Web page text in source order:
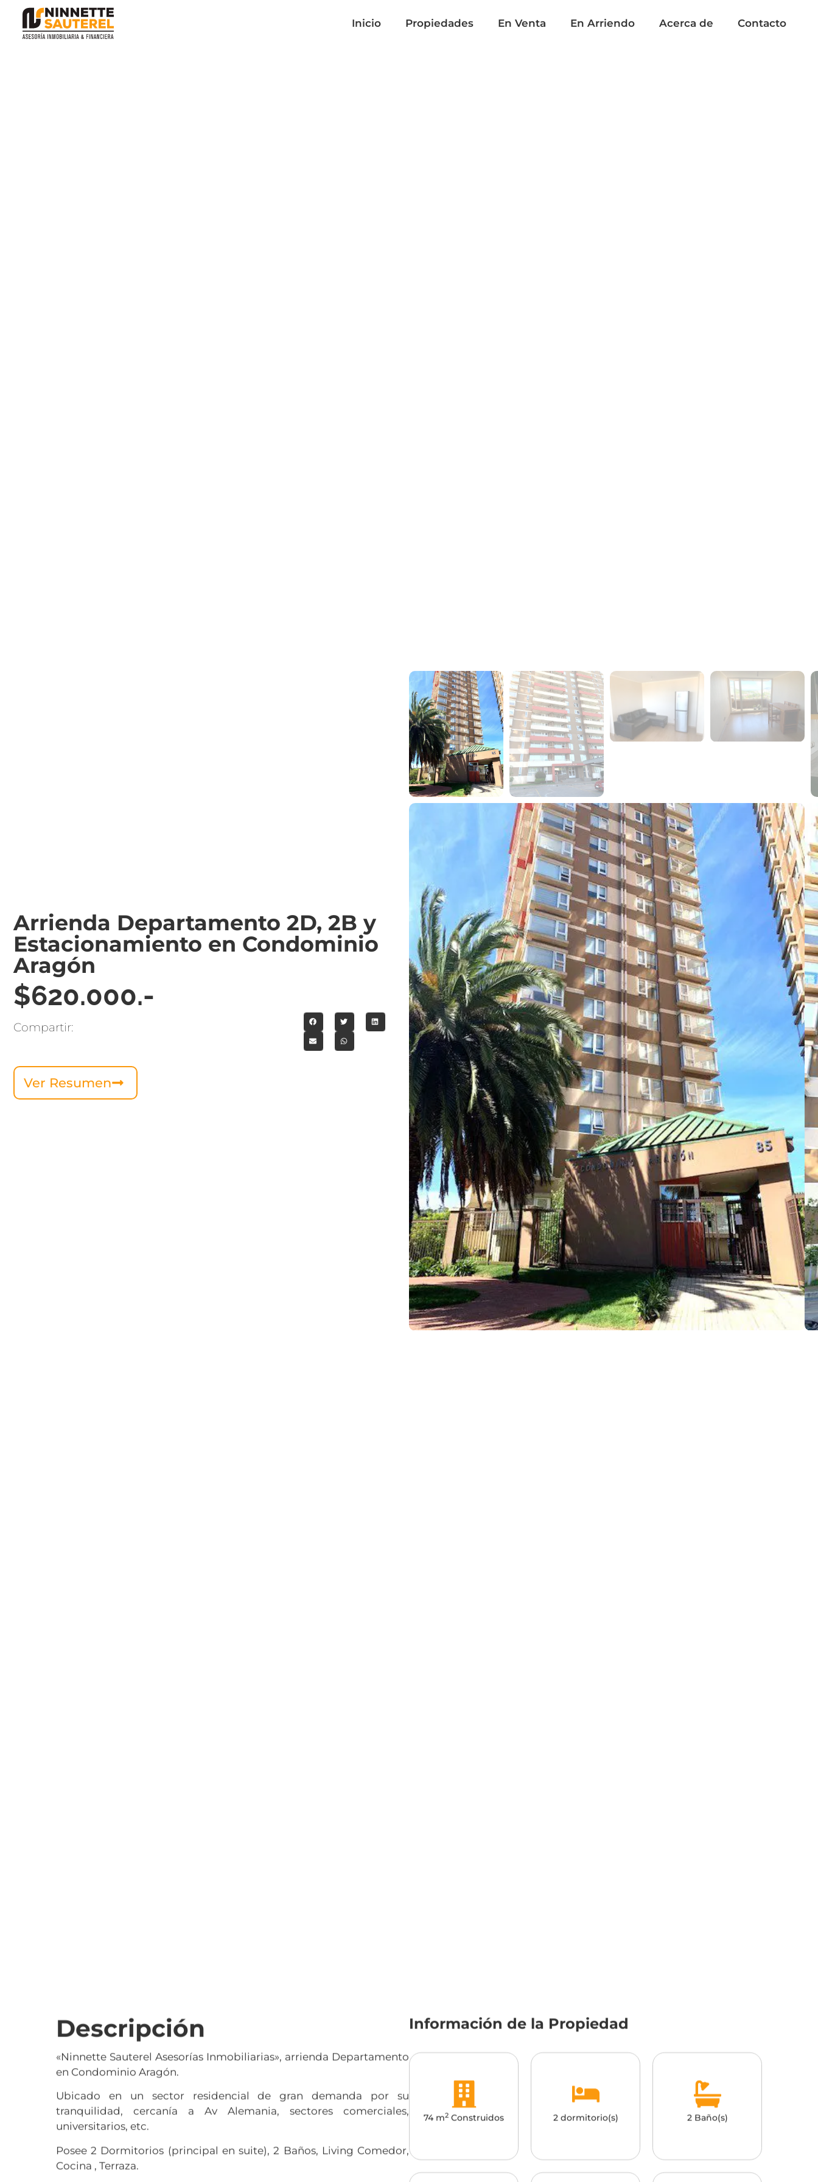
Inicio Propiedades En Venta En Arriendo Acerca de Contacto
Arrienda Departamento 2D, 2B y
Estacionamiento en Condominio
Aragón
$620.000.-
Compartir:
Ver Resumen
Descripción
«Ninnette Sauterel Asesorías Inmobiliarias», arrienda Departamento
en Condominio Aragón.
Ubicado en un sector residencial de gran demanda por su
tranquilidad, cercanía a Av Alemania, sectores comerciales,
universitarios, etc.
Posee 2 Dormitorios (principal en suite), 2 Baños, Living Comedor,
Cocina , Terraza.
Información de la Propiedad
74 m2 Construidos 2 dormitorio(s) 2 Baño(s)